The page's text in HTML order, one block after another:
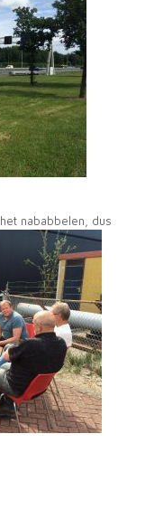
nababbelen, dus